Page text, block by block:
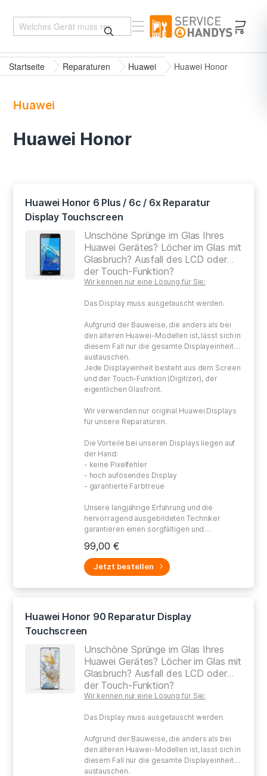
Startseite Reparaturen Huawei Huawei Honor
Huawei
Huawei Honor
Huawei Honor 6 Plus / 6c / 6x Reparatur
Display Touchscreen
Unschöne Sprünge im Glas Ihres
Huawei Gerätes? Löcher im Glas mit
Glasbruch? Ausfall des LCD oder
der Touch-Funktion?
Wir kennen nur eine Lösung für Sie:
Das Display muss ausgetauscht werden.
Aufgrund der Bauweise, die anders als bei
den älteren Huawei-Modellen ist, lässt sich in
diesem Fall nur die gesamte Displayeinheit
austauschen.
Jede Displayeinheit besteht aus dem Screen
und der Touch-Funktion (Digitizer), der
eigentlichen Glasfront.
Wir verwenden nur original Huawei Displays
für unsere Reparaturen.
Die Vorteile bei unseren Displays liegen auf
der Hand:
- keine Pixelfehler
- hoch aufösendes Display
- garantierte Farbtreue
Unsere langjährige Erfahrung und die
hervorragend ausgebildeten Techniker
garantieren einen sorgfältigen und
Ihres defekten Gerätes.
99,00 €
Jetzt bestellen
Huawei Honor 90 Reparatur Display
Touchscreen
Unschöne Sprünge im Glas Ihres
Huawei Gerätes? Löcher im Glas mit
Glasbruch? Ausfall des LCD oder
der Touch-Funktion?
Wir kennen nur eine Lösung für Sie:
Das Display muss ausgetauscht werden.
Aufgrund der Bauweise, die anders als bei
den älteren Huawei-Modellen ist, lässt sich in
diesem Fall nur die gesamte Displayeinheit
austauschen.